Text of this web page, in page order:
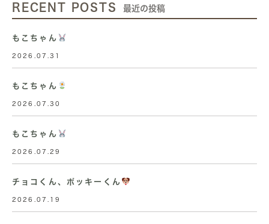
RECENT POSTS 最近の投稿
もこちゃん
2026.07.31
もこちゃん
2026.07.30
もこちゃん
2026.07.29
チョコくん、ポッキーくん
2026.07.19